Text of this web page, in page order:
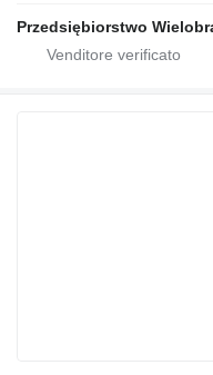
Przedsiębiorstwo